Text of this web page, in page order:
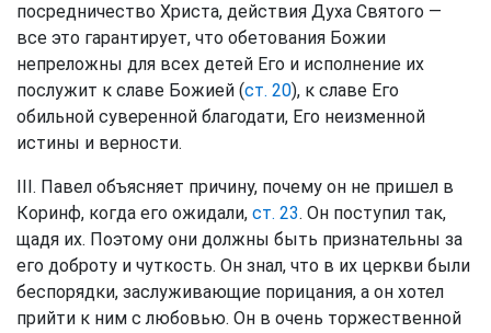
посредничество Христа, действия Духа Святого —
все это гарантирует, что обетования Божии
непреложны для всех детей Его и исполнение их
послужит к славе Божией (ст. 20), к славе Его
обильной суверенной благодати, Его неизменной
истины и верности.
III. Павел объясняет причину, почему он не пришел в
Коринф, когда его ожидали, ст. 23. Он поступил так,
щадя их. Поэтому они должны быть признательны за
его доброту и чуткость. Он знал, что в их церкви были
беспорядки, заслуживающие порицания, а он хотел
прийти к ним с любовью. Он в очень торжественной